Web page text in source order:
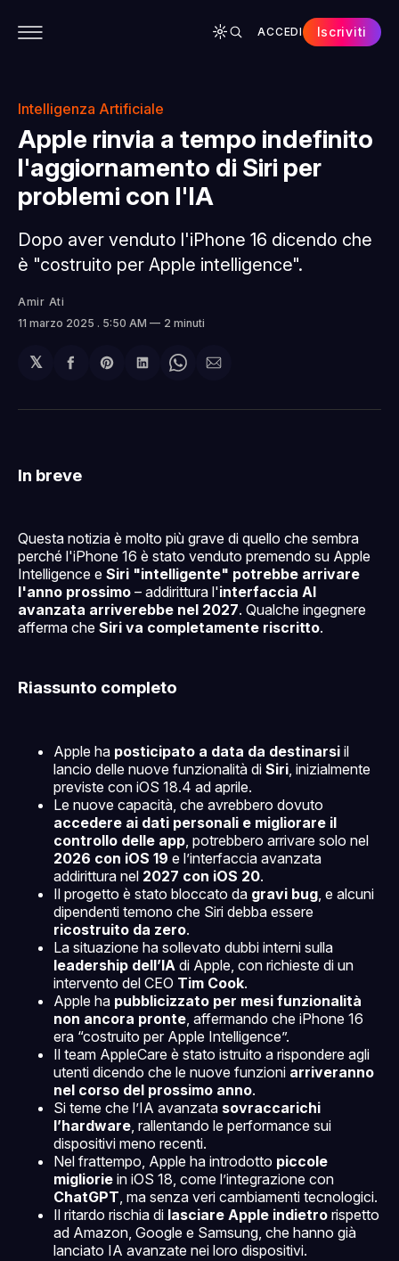
ACCEDI Iscriviti
Intelligenza Artificiale
Apple rinvia a tempo indefinito
l'aggiornamento di Siri per
problemi con l'IA
Dopo aver venduto l'iPhone 16 dicendo che
è "costruito per Apple intelligence".
Amir Ati
11 marzo 2025 . 5:50 AM 2 minuti
𝕏
Condividi
Facebook
Share
Pinterest
Condividi
LinkedIn
Share
WhatsApp
Condividi
email
In breve
Questa notizia è molto più grave di quello che sembra
perché l'iPhone 16 è stato venduto premendo su Apple
Intelligence e Siri "intelligente" potrebbe arrivare
l'anno prossimo – addirittura l'interfaccia AI
avanzata arriverebbe nel 2027. Qualche ingegnere
afferma che Siri va completamente riscritto.
Riassunto completo
Apple ha posticipato a data da destinarsi il
lancio delle nuove funzionalità di Siri, inizialmente
previste con iOS 18.4 ad aprile.
Le nuove capacità, che avrebbero dovuto
accedere ai dati personali e migliorare il
controllo delle app, potrebbero arrivare solo nel
2026 con iOS 19 e l’interfaccia avanzata
addirittura nel 2027 con iOS 20.
Il progetto è stato bloccato da gravi bug, e alcuni
dipendenti temono che Siri debba essere
ricostruito da zero.
La situazione ha sollevato dubbi interni sulla
leadership dell’IA di Apple, con richieste di un
intervento del CEO Tim Cook.
Apple ha pubblicizzato per mesi funzionalità
non ancora pronte, affermando che iPhone 16
era “costruito per Apple Intelligence”.
Il team AppleCare è stato istruito a rispondere agli
utenti dicendo che le nuove funzioni arriveranno
nel corso del prossimo anno.
Si teme che l’IA avanzata sovraccarichi
l’hardware, rallentando le performance sui
dispositivi meno recenti.
Nel frattempo, Apple ha introdotto piccole
migliorie in iOS 18, come l’integrazione con
ChatGPT, ma senza veri cambiamenti tecnologici.
Il ritardo rischia di lasciare Apple indietro rispetto
ad Amazon, Google e Samsung, che hanno già
lanciato IA avanzate nei loro dispositivi.